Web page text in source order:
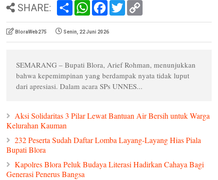
SHARE:
e
W
s
A
b
o
w
e
i
BloraWeb275 Senin, 22 Juni 2026
SEMARANG – Bupati Blora, Arief Rohman, menunjukkan
bahwa kepemimpinan yang berdampak nyata tidak luput
dari apresiasi. Dalam acara SPs UNNES...
Aksi Solidaritas 3 Pilar Lewat Bantuan Air Bersih untuk Warga
Kelurahan Kauman
232 Peserta Sudah Daftar Lomba Layang-Layang Hias Piala
Bupati Blora
Kapolres Blora Peluk Budaya Literasi Hadirkan Cahaya Bagi
Generasi Penerus Bangsa